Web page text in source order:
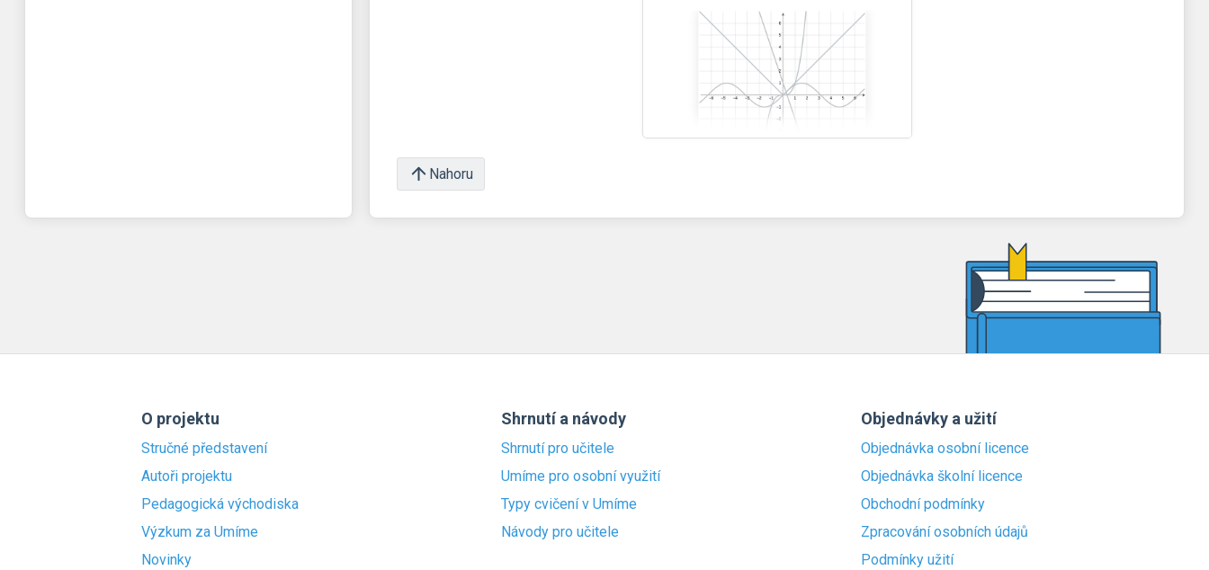
Nahoru
O projektu
Stručné představení
Autoři projektu
Pedagogická východiska
Výzkum za Umíme
Novinky
Shrnutí a návody
Shrnutí pro učitele
Umíme pro osobní využití
Typy cvičení v Umíme
Návody pro učitele
Objednávky a užití
Objednávka osobní licence
Objednávka školní licence
Obchodní podmínky
Zpracování osobních údajů
Podmínky užití